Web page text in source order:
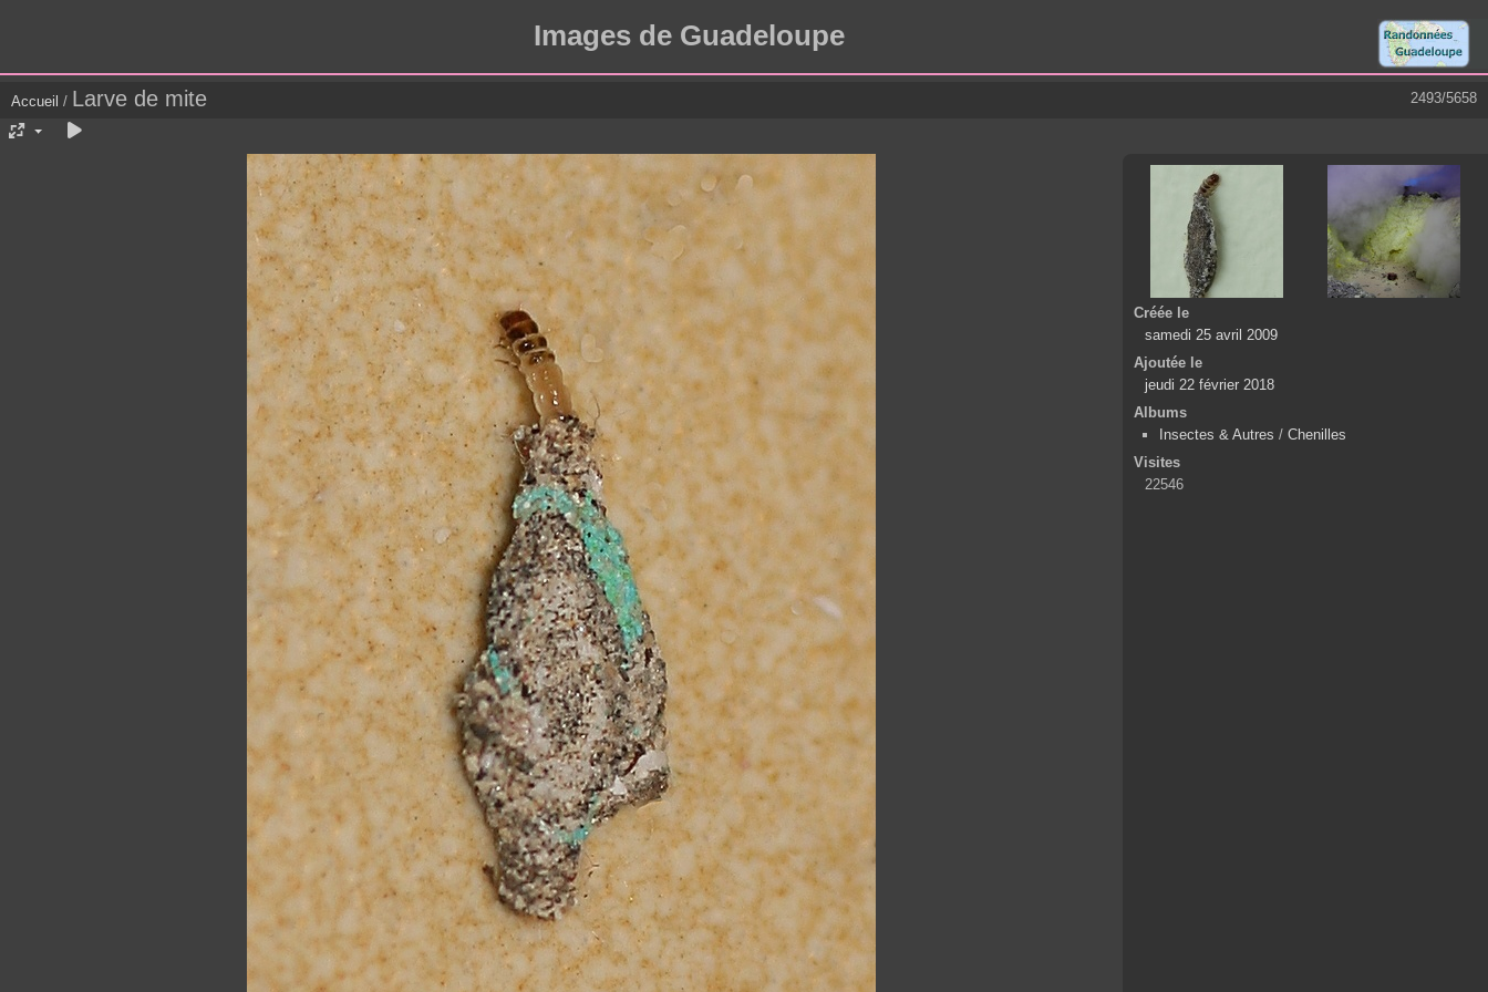
Images de Guadeloupe
2493/5658
Accueil / Larve de mite
Créée le
samedi 25 avril 2009
Ajoutée le
jeudi 22 février 2018
Albums
Insectes & Autres / Chenilles
Visites
22546